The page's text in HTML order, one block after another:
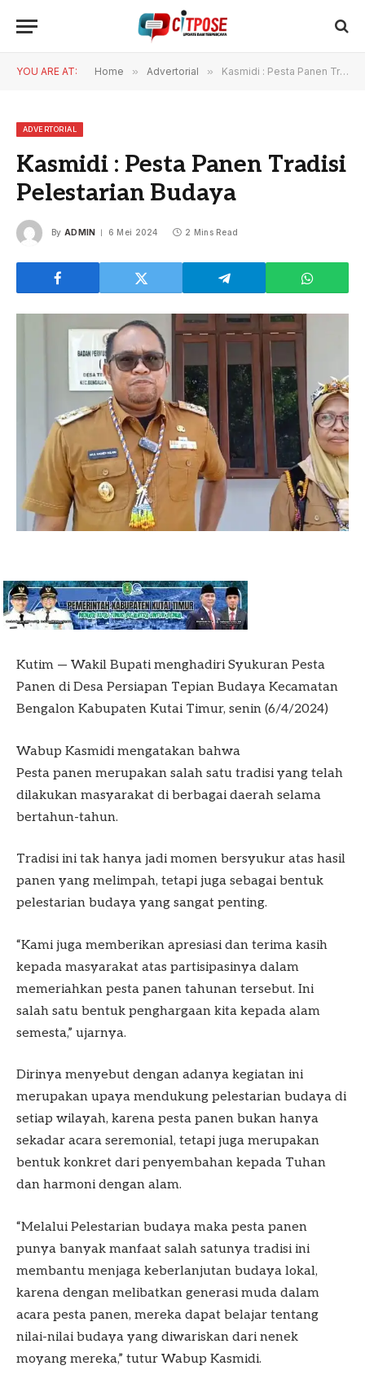
YOU ARE AT: Home » Advertorial » Kasmidi : Pesta Panen Tradisi Pelestarian Budaya
ADVERTORIAL
Kasmidi : Pesta Panen Tradisi
Pelestarian Budaya
By ADMIN 6 Mei 2024 2 Mins Read
Kutim — Wakil Bupati menghadiri Syukuran Pesta
Panen di Desa Persiapan Tepian Budaya Kecamatan
Bengalon Kabupaten Kutai Timur, senin (6/4/2024)
Wabup Kasmidi mengatakan bahwa
Pesta panen merupakan salah satu tradisi yang telah
dilakukan masyarakat di berbagai daerah selama
bertahun-tahun.
Tradisi ini tak hanya jadi momen bersyukur atas hasil
panen yang melimpah, tetapi juga sebagai bentuk
pelestarian budaya yang sangat penting.
“Kami juga memberikan apresiasi dan terima kasih
kepada masyarakat atas partisipasinya dalam
memeriahkan pesta panen tahunan tersebut. Ini
salah satu bentuk penghargaan kita kepada alam
semesta,” ujarnya.
Dirinya menyebut dengan adanya kegiatan ini
merupakan upaya mendukung pelestarian budaya di
setiap wilayah, karena pesta panen bukan hanya
sekadar acara seremonial, tetapi juga merupakan
bentuk konkret dari penyembahan kepada Tuhan
dan harmoni dengan alam.
“Melalui Pelestarian budaya maka pesta panen
punya banyak manfaat salah satunya tradisi ini
membantu menjaga keberlanjutan budaya lokal,
karena dengan melibatkan generasi muda dalam
acara pesta panen, mereka dapat belajar tentang
nilai-nilai budaya yang diwariskan dari nenek
moyang mereka,” tutur Wabup Kasmidi.